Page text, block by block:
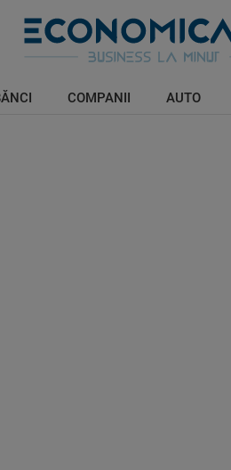
COMPANII AUTO